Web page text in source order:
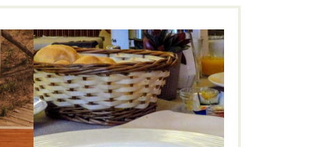
Parkhotel 1888 Traunstein***